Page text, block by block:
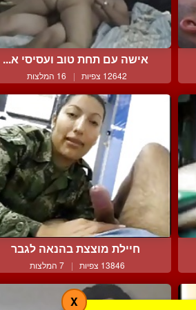
אישה עם תחת טוב ועסיסי א...
12642 צפיות | 16 המלצות
חיילת מוצצת בהנאה לגבר
13846 צפיות | 7 המלצות
X